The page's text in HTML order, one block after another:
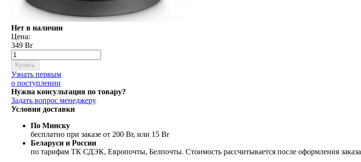
Нет в наличии
Цена:
349 Br
Купить
Узнать первым
о поступлении
Нужна консультация по товару?
Задать вопрос менеджеру
Условия доставки
По Минску
бесплатно при заказе от 200 Br, или 15 Br
Беларуси и России
по тарифам ТК СДЭК, Европочты, Белпочты. Стоимость рассчитывается после оформления заказа